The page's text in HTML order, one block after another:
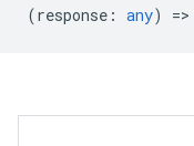
(response : any) =>